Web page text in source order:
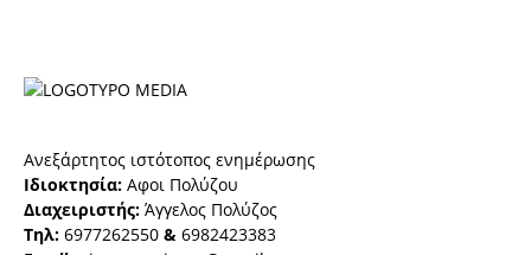
Ανεξάρτητος ιστότοπος ενημέρωσης
Ιδιοκτησία: Αφοι Πολύζου
Διαχειριστής: Άγγελος Πολύζος
Τηλ: 6977262550 & 6982423383